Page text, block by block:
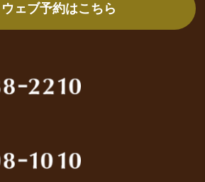
ウェブ予約はこちら